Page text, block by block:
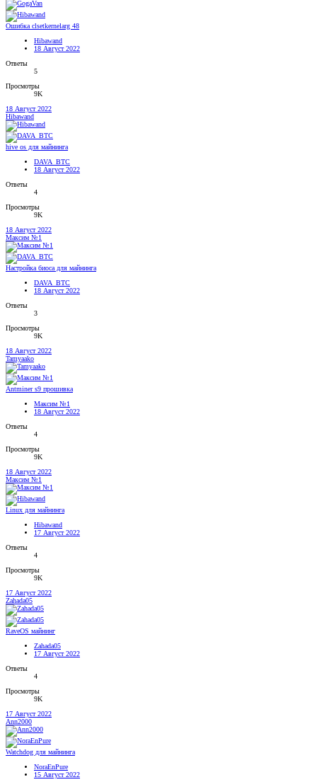
Ошибка clsetkernelarg 48
Hibawand
18 Август 2022
Ответы
5
Просмотры
9K
18 Август 2022
Hibawand
hive os для майнинга
DAVA_BTC
18 Август 2022
Ответы
4
Просмотры
9K
18 Август 2022
Максим №1
Настройка биоса для майнинга
DAVA_BTC
18 Август 2022
Ответы
3
Просмотры
9K
18 Август 2022
Tamyaako
Antminer s9 прошивка
Максим №1
18 Август 2022
Ответы
4
Просмотры
9K
18 Август 2022
Максим №1
Linux для майнинга
Hibawand
17 Август 2022
Ответы
4
Просмотры
9K
17 Август 2022
Zahada05
RaveOS майнинг
Zahada05
17 Август 2022
Ответы
4
Просмотры
9K
17 Август 2022
Ann2000
Watchdog для майнинга
NoraEnPure
15 Август 2022